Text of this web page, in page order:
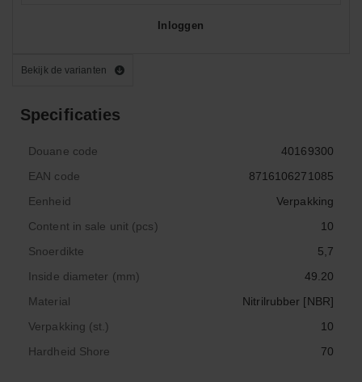
Bekijk de varianten
Specificaties
Douane code
40169300
EAN code
8716106271085
Eenheid
Verpakking
Content in sale unit (pcs)
10
Snoerdikte
5,7
Inside diameter (mm)
49.20
Material
Nitrilrubber [NBR]
Verpakking (st.)
10
Hardheid Shore
70
Inloggen